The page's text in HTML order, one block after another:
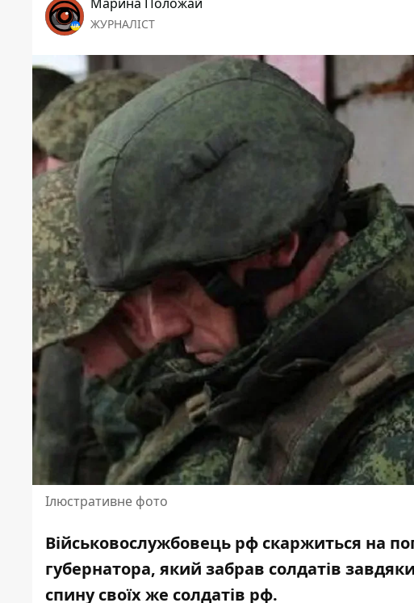
ЖУРНАЛІСТ
Ілюстративне фото
Військовослужбовець рф скаржиться на
губернатора, який забрав солдатів
спину своїх же солдатів рф.